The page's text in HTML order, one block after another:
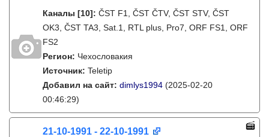
Каналы [10]: ČST F1, ČST ČTV, ČST STV, ČST
OK3, ČST TA3, Sat.1, RTL plus, Pro7, ORF FS1, ORF
FS2
Регион: Чехословакия
Источник: Teletip
Добавил на сайт: dimlys1994 (2025-02-20
00:46:29)
21-10-1991 - 22-10-1991